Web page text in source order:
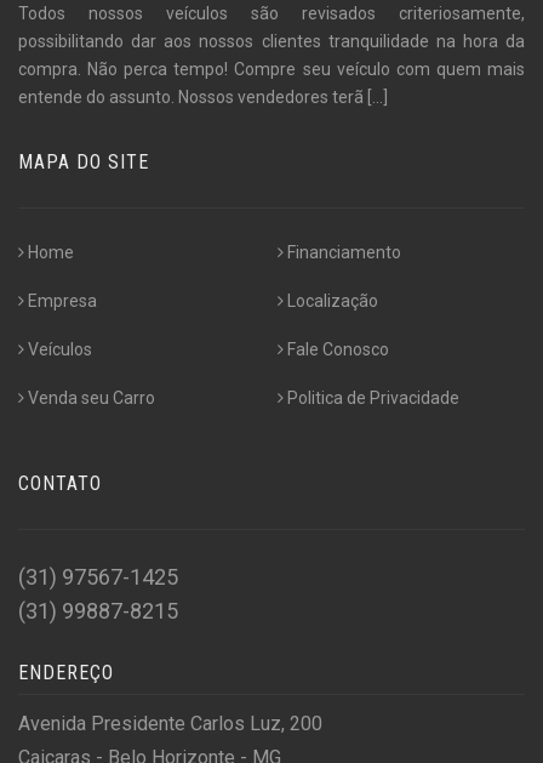
Todos nossos veículos são revisados criteriosamente,
possibilitando dar aos nossos clientes tranquilidade na hora da
compra. Não perca tempo! Compre seu veículo com quem mais
entende do assunto. Nossos vendedores terã [...]
MAPA DO SITE
Home
Empresa
Veículos
Venda seu Carro
Financiamento
Localização
Fale Conosco
Politica de Privacidade
CONTATO
(31) 97567-1425
(31) 99887-8215
ENDEREÇO
Avenida Presidente Carlos Luz, 200
Caiçaras - Belo Horizonte - MG